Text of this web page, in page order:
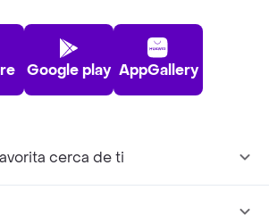
Google play AppGallery
cerca de ti